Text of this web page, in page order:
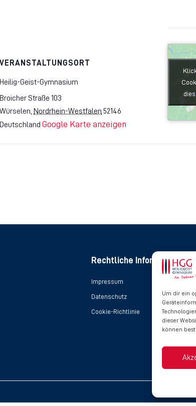
Um dir ein
dieser
können
VERANSTALTUNGSORT
Heilig-Geist-Gymnasium
Broicher Straße 103
Würselen Nordrhein-Westfalen 52146
Deutschland Google Karte anzeigen
Rechtliche Informationen
Impressum
Datenschutz
Cookie-Richtlinie